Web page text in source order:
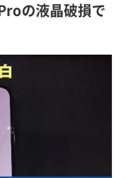
の液晶破損で